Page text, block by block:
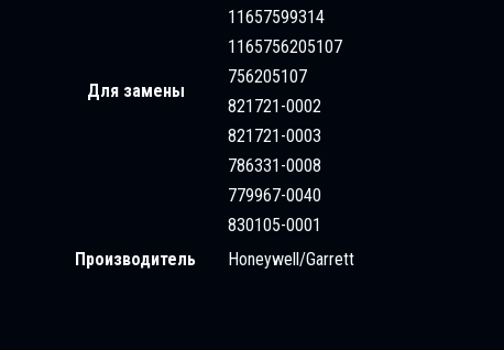
Для замены
11657599314
1165756205107
756205107
821721-0002
821721-0003
786331-0008
779967-0040
830105-0001
Производитель
Honeywell/Garrett